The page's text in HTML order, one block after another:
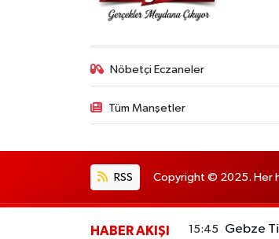
Nöbetçi Eczaneler
Tüm Manşetler
RSS Copyright © 2025. Her
HABER AKIŞI 15:45
Gebze